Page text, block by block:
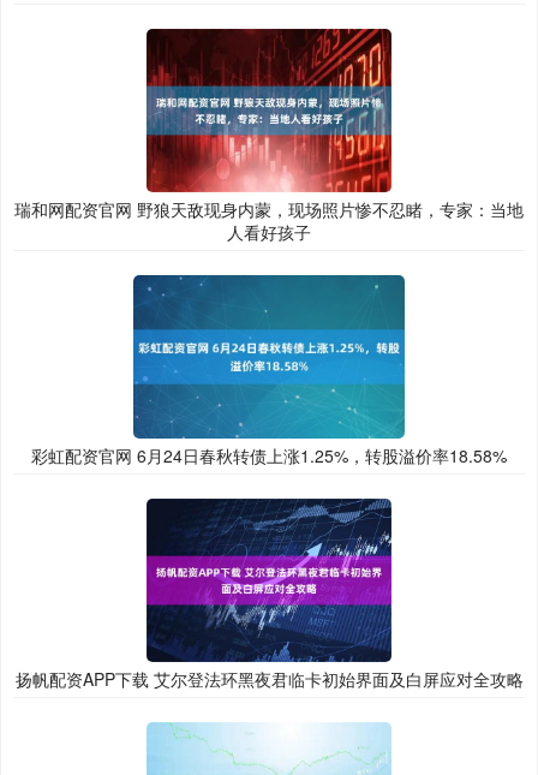
瑞和网配资官网 野狼天敌现身内蒙，现场照片惨不忍睹，专家：当地
人看好孩子
彩虹配资官网 6月24日春秋转债上涨1.25%，转股溢价率18.58%
扬帆配资APP下载 艾尔登法环黑夜君临卡初始界面及白屏应对全攻略